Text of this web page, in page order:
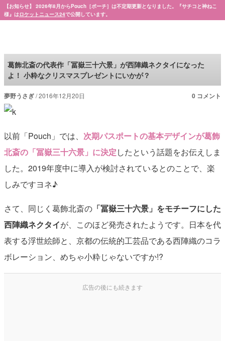
【お知らせ】 2026年8月からPouch［ポーチ］は不定期更新となりました。『サチコと神ねこ
様』はロケットニュース24で公開しています。
葛飾北斎の代表作「冨嶽三十六景」が西陣織ネクタイになった
よ！ 小粋なクリスマスプレゼントにいかが？
夢野うさぎ 2016年12月20日 0 コメント
以前「Pouch」では、 次期パスポートの基本デザインが葛飾
北斎の「冨嶽三十六景」に決定したという話題をお伝えしま
した。2019年度中に導入が検討されているとのことで、楽
しみですヨネ♪
さて、同じく葛飾北斎の「冨嶽三十六景」をモチーフにした
西陣織ネクタイが、このほど発売されたようです。日本を代
表する浮世絵師と、京都の伝統的工芸品である西陣織のコラ
ボレーション、めちゃ小粋じゃないですか!?